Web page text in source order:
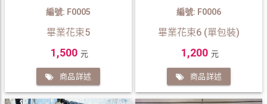
編號: F0005
畢業花束5
1,500 元
商品詳述
編號: F0006
畢業花束6 (單包裝)
1,200 元
商品詳述